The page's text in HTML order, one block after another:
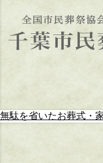
無駄を省いたお葬式・